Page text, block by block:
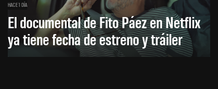
HACE 1 DÍA
El documental de Fito Páez en Netflix
ya tiene fecha de estreno y tráiler